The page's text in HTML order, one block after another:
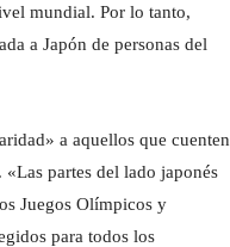
mundial. Por lo tanto,
a Japón de personas del
a aquellos que cuenten
partes del lado japonés
Juegos Olímpicos y
para todos los